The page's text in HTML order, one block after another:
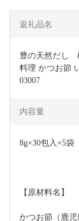
返礼品名
豊の天然だし
料理 かつお節
03007
内容量
8g×30包入×5袋
【原材料名】
かつお節（鹿